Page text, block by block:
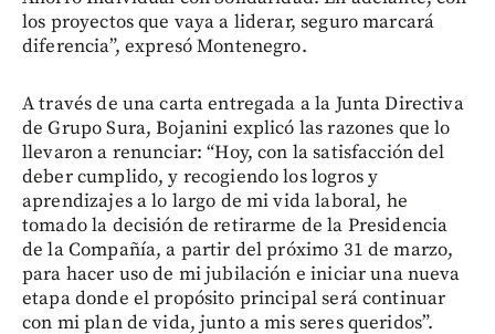
los proyectos que vaya a liderar, seguro marcará
diferencia”, expresó Montenegro.
A través de una carta entregada a la Junta Directiva
de Grupo Sura, Bojanini explicó las razones que lo
llevaron a renunciar: “Hoy, con la satisfacción del
deber cumplido, y recogiendo los logros y
aprendizajes a lo largo de mi vida laboral, he
tomado la decisión de retirarme de la Presidencia
de la Compañía, a partir del próximo 31 de marzo,
para hacer uso de mi jubilación e iniciar una nueva
etapa donde el propósito principal será continuar
con mi plan de vida, junto a mis seres queridos”.